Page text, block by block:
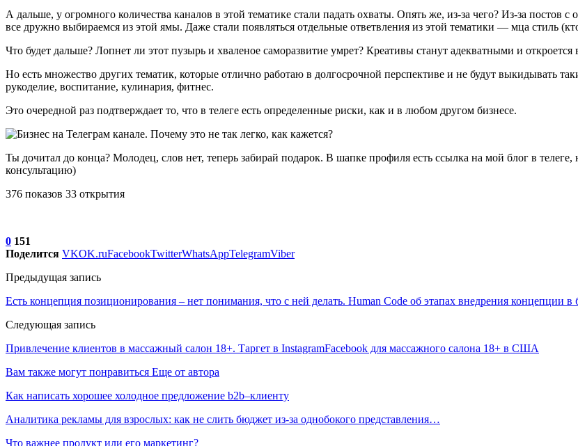
А дальше, у огромного количества каналов в этой тематике стали падать охваты. Опять же, из-за чего? Из-за
все дружно выбираемся из этой ямы. Даже стали появляться отдельные ответвления из этой тематики — мца стиль
Что будет дальше? Лопнет ли этот пузырь и хваленое саморазвитие умрет? Креативы станут адекватными и
Но есть множество других тематик, которые отлично работаю в долгосрочной перспективе и не будут выкидывать
рукоделие, воспитание, кулинария, фитнес.
Это очередной раз подтверждает то, что в телеге есть определенные риски, как и в любом другом бизнесе.
Ты дочитал до конца? Молодец, слов нет, теперь забирай подарок. В шапке профиля есть ссылка на мой блог в
консультацию)
376 показов 33 открытия
0 151
Поделится VKOK.ruFacebookTwitterWhatsAppTelegramViber
Предыдущая запись
Есть концепция позиционирования – нет понимания, что с ней делать. Human Code об этапах внедрения концепции в
Следующая запись
Привлечение клиентов в массажный салон 18+. Таргет в InstagramFacebook для массажного салона 18+ в США
Вам также могут понравиться Еще от автора
Как написать хорошее холодное предложение b2b–клиенту
Аналитика рекламы для взрослых: как не слить бюджет из-за однобокого представления…
Что важнее продукт или его маркетинг?